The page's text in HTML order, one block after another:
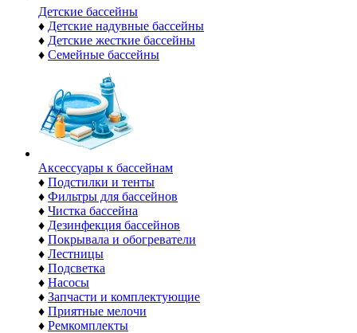
Детские бассейны
♦ Детские надувные бассейны
♦ Детские жесткие бассейны
♦ Семейные бассейны
Аксессуары к бассейнам
♦ Подстилки и тенты
♦ Фильтры для бассейнов
♦ Чистка бассейна
♦ Дезинфекция бассейнов
♦ Покрывала и обогреватели
♦ Лестницы
♦ Подсветка
♦ Насосы
♦ Запчасти и комплектующие
♦ Приятные мелочи
♦ Ремкомплекты